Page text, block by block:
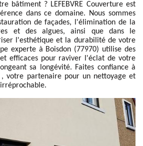
bâtiment ? LEFEBVRE Couverture est
dans ce domaine. Nous sommes
de façades, l'élimination de la
et des algues, ainsi que dans le
l'esthétique et la durabilité de votre
experte à Boisdon (77970) utilise des
efficaces pour raviver l'éclat de votre
sa longévité. Faites confiance à
, votre partenaire pour un nettoyage et